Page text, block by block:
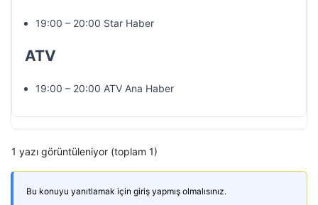
19:00 – 20:00 Star Haber
ATV
19:00 – 20:00 ATV Ana Haber
1 yazı görüntüleniyor (toplam 1)
Bu konuyu yanıtlamak için giriş yapmış olmalısınız.